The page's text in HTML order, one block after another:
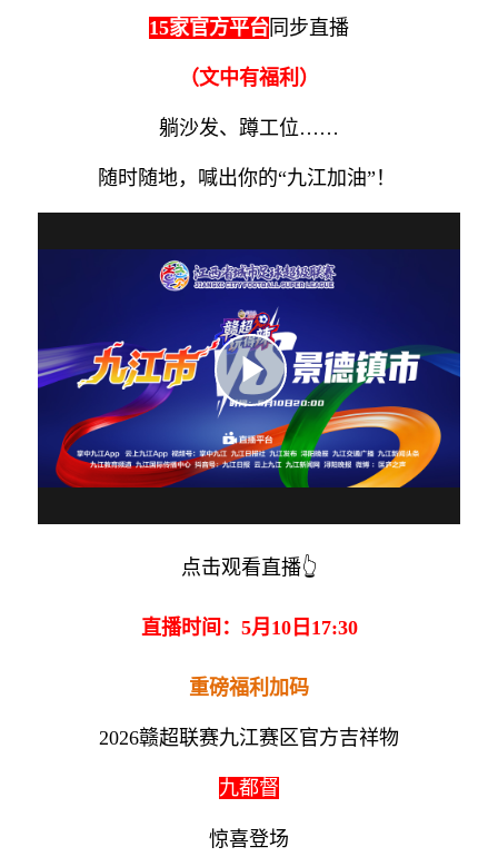
15家官方平台同步直播
（文中有福利）
躺沙发、蹲工位……
随时随地，喊出你的“九江加油”！
点击观看直播👆
直播时间：5月10日17:30
重磅福利加码
2026赣超联赛九江赛区官方吉祥物
九都督
惊喜登场